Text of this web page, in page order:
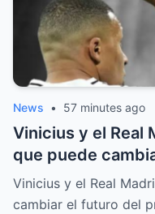
News • 57 minutes ago
Vinicius y el Real
que puede
blanco
Vinicius y el Real
cambiar el futuro del